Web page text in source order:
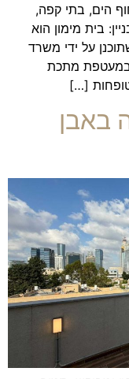
הים, בתי קפה,
בית מימון הוא
9 דירות בלבד, שתוכנן על ידי משרד
במעטפת מתכת
[…]
באבן